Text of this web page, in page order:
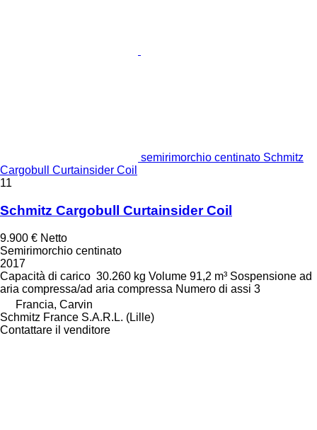
semirimorchio centinato Schmitz
Cargobull Curtainsider Coil
11
Schmitz Cargobull Curtainsider Coil
9.900 € Netto
Semirimorchio centinato
2017
Capacità di carico 30.260 kg Volume 91,2 m³ Sospensione ad
aria compressa/ad aria compressa Numero di assi 3
Francia, Carvin
Schmitz France S.A.R.L. (Lille)
Contattare il venditore